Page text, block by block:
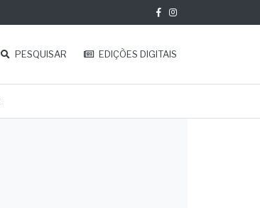
PESQUISAR EDIÇÕES DIGITAIS